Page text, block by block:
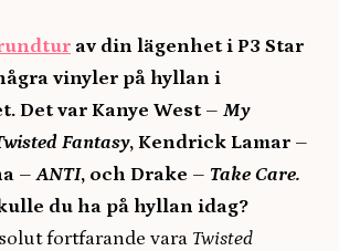
av din lägenhet i P3 Star
vinyler på hyllan i
Det var Kanye West – My
Fantasy, Kendrick Lamar –
– ANTI, och Drake – Take Care.
du ha på hyllan idag?
fortfarande vara Twisted